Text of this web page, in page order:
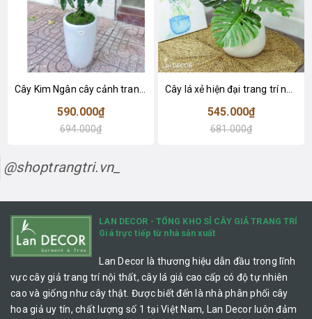
590.000₫
694.000₫
545.000₫
681.000₫
@shoptrangtri.vn_
LAN DECOR - TỔNG KHO SỈ CÂY GIẢ TRANG TRÍ
Giá trực tiếp từ nhà sản xuất
Lan Decor là thương hiệu dẫn đầu trong lĩnh
vực cây giả trang trí nội thất, cây lá giả cao cấp có độ tự nhiên
cao và giống như cây thật. Được biết đến là nhà phân phối cây
hoa giả uy tín, chất lượng số 1 tại Việt Nam, Lan Decor luôn đảm